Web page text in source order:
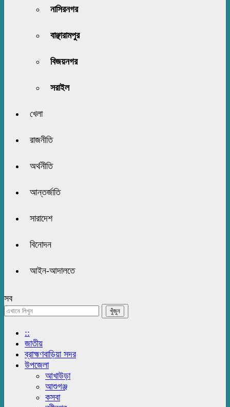
নাসিরনগর
বাঞ্ছারামপুর
বিজয়নগর
সরাইল
খেলা
রাজনীতি
অর্থনীতি
আন্তর্জাতি
সারাদেশ
বিনোদন
আইন-আদালতে
সব
::
জাতীয়
ব্রাহ্মণবাড়িয়া সদর
উপজেলা
আখাউড়া
আশুগঞ্জ
কসবা